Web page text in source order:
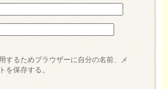
するためブラウザーに自分の名前、メ
を保存する。